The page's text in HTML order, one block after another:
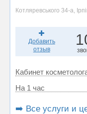
Котляревського 34-а,
Добавить
отзыв
Кабинет
На 1 час
➡️ Все услуги и